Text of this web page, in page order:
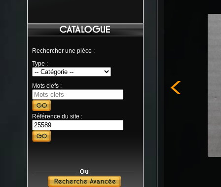
Rechercher une pièce :
Type :
Mots clefs :
Référence du site :